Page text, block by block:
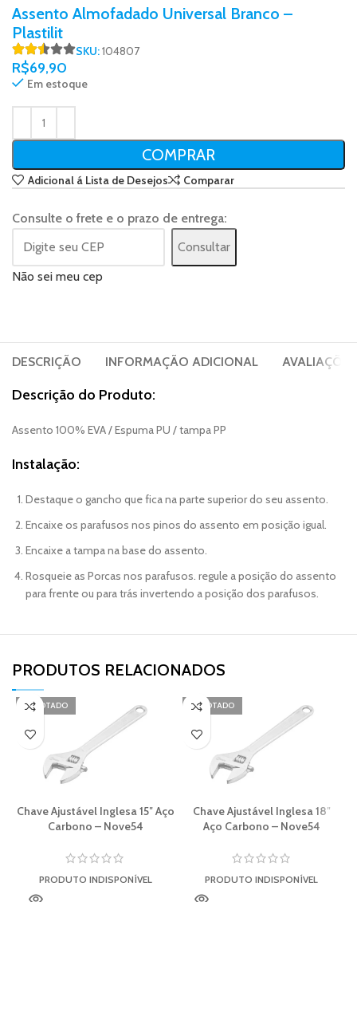
Assento Almofadado Universal Branco –
Plastilit
SKU:104807
R$69,90
Em estoque
COMPRAR
Adicional á Lista de Desejos Comparar
Consulte o frete e o prazo de entrega:
Consultar
Não sei meu cep
DESCRIÇÃO INFORMAÇÃO ADICIONAL
Descrição do Produto:
Assento 100% EVA / Espuma PU / tampa PP
Instalação:
Destaque o gancho que fica na parte superior do seu assento.
Encaixe os parafusos nos pinos do assento em posição igual.
Encaixe a tampa na base do assento.
Rosqueie as Porcas nos parafusos. regule a posição do assento
para frente ou para trás invertendo a posição dos parafusos.
PRODUTOS RELACIONADOS​
ESGOTADO
Chave Ajustável Inglesa 15″ Aço
Carbono – Nove54
PRODUTO INDISPONÍVEL
ESGOTADO
Chave Ajustável Inglesa 18″
Aço Carbono – Nove54
PRODUTO INDISPONÍVEL